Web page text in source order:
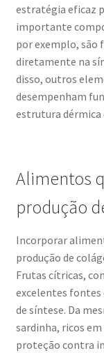
estratégia eficaz
importante
por exemplo, são
diretamente na
disso, outros
desempenham
estrutura dérmica
Alimentos
produção
Incorporar
produção de
Frutas cítricas,
excelentes fontes
de síntese. Da
sardinha, ricos
proteção contra